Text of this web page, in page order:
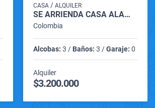
CASA /ALQUILER
SE ARRIENDA CASA ALAMOS PEREIRA RISARALDA
Colombia
Alcobas: 3 / Baños: 3 /Garaje: 0
Alquiler
$3.200.000